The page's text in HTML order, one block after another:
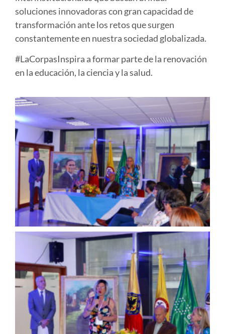
soluciones innovadoras con gran capacidad de
transformación ante los retos que surgen
constantemente en nuestra sociedad globalizada.
#LaCorpasInspira a formar parte de la renovación
en la educación, la ciencia y la salud.